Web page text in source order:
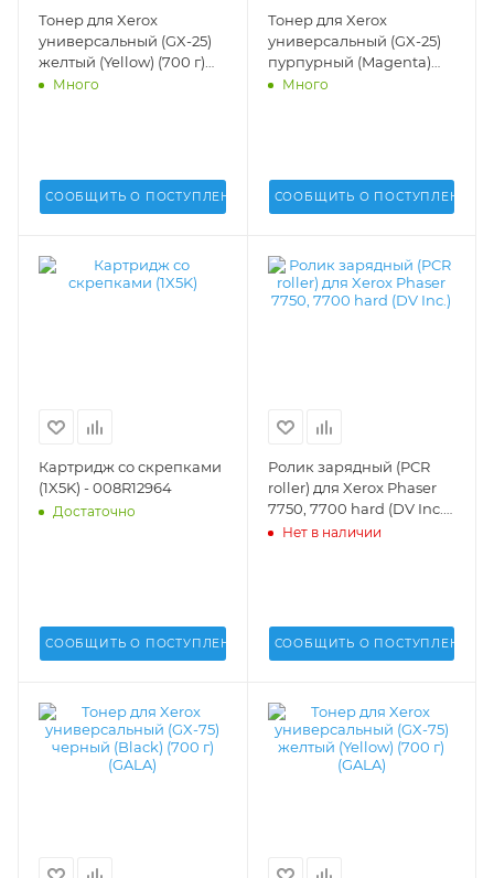
Тонер для Xerox
универсальный (GX-25)
желтый (Yellow) (700 г)
(GALA) -
Много
СООБЩИТЬ О ПОСТУПЛЕНИИ
Тонер для Xerox
универсальный (GX-25)
пурпурный (Magenta)
(700 г) (GALA) -
Много
СООБЩИТЬ О ПОСТУПЛЕНИИ
Картридж со скрепками
(1X5K) - 008R12964
Достаточно
СООБЩИТЬ О ПОСТУПЛЕНИИ
Ролик зарядный (PCR
roller) для Xerox Phaser
7750, 7700 hard (DV Inc.)
- DV-PCR-XER-7750
Нет в наличии
СООБЩИТЬ О ПОСТУПЛЕНИИ